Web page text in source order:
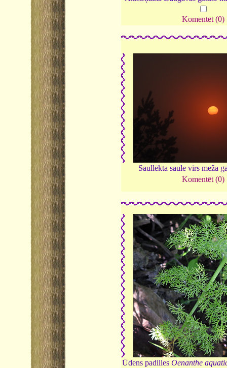
Komentēt (0)
Saullēkta saule virs meža
Komentēt (0)
Ūdens padillesOenanthe